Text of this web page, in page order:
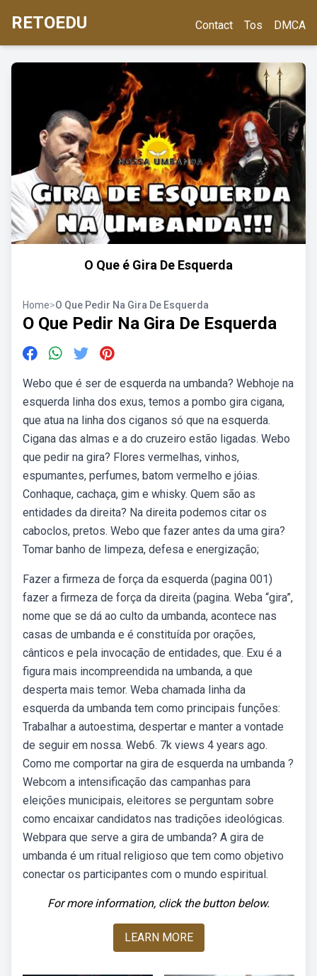
RETOEDU Contact Tos DMCA
O Que é Gira De Esquerda
Home>O Que Pedir Na Gira De Esquerda
O Que Pedir Na Gira De Esquerda
Webo que é ser de esquerda na umbanda? Webhoje na
esquerda linha dos exus, temos a pombo gira cigana,
que atua na linha dos ciganos só que na esquerda.
Cigana das almas e a do cruzeiro estão ligadas. Webo
que pedir na gira? Flores vermelhas, vinhos,
espumantes, perfumes, batom vermelho e jóias.
Conhaque, cachaça, gim e whisky. Quem são as
entidades da direita? Na direita podemos citar os
caboclos, pretos. Webo que fazer antes da uma gira?
Tomar banho de limpeza, defesa e energização;
Fazer a firmeza de força da esquerda (pagina 001)
fazer a firmeza de força da direita (pagina. Weba “gira”,
nome que se dá ao culto da umbanda, acontece nas
casas de umbanda e é constituída por orações,
cânticos e pela invocação de entidades, que. Exu é a
figura mais incompreendida na umbanda, a que
desperta mais temor. Weba chamada linha da
esquerda da umbanda tem como principais funções:
Trabalhar a autoestima, despertar e manter a vontade
de seguir em nossa. Web6. 7k views 4 years ago.
Como me comportar na gira de esquerda na umbanda ?
Webcom a intensificação das campanhas para
eleições municipais, eleitores se perguntam sobre
como encaixar candidatos nas tradições ideológicas.
Webpara que serve a gira de umbanda? A gira de
umbanda é um ritual religioso que tem como objetivo
conectar os participantes com o mundo espiritual.
For more information, click the button below.
LEARN MORE